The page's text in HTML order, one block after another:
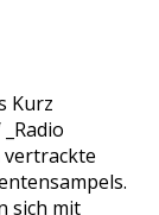
Kurz
vertrackte
sich mit